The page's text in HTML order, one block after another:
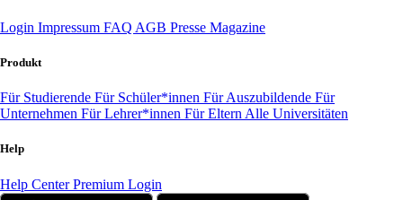
Login Impressum FAQ AGB Presse Magazine
Produkt
Für Studierende Für Schüler*innen Für Auszubildende Für
Unternehmen Für Lehrer*innen Für Eltern Alle Universitäten
Help
Help CenterPremium Login